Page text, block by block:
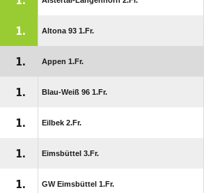
1. Altona 93 1.Fr.
1. Appen 1.Fr.
1. Blau-Weiß 96 1.Fr.
1. Eilbek 2.Fr.
1. Eimsbüttel 3.Fr.
1. GW Eimsbüttel 1.Fr.